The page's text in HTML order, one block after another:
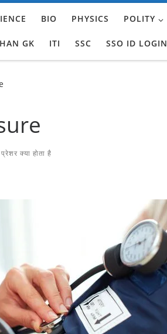
BIO PHYSICS POLITY
GK ITI SSC SSO ID LOGIN
क्या होता है